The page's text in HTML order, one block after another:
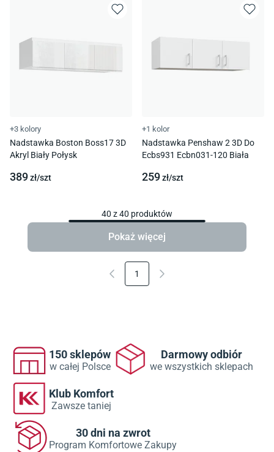
+3 kolory
Nadstawka Boston Boss17 3D
Akryl Biały Połysk
389zł/szt
+1 kolor
Nadstawka Penshaw 2 3D Do
Ecbs931 Ecbn031-120 Biała
259zł/szt
40 z40 produktów
Pokaż więcej
1
150 sklepów
w całej Polsce
Darmowy odbiór
we wszystkich sklepach
Klub Komfort
Zawsze taniej
30 dni na zwrot
Program Komfortowe Zakupy